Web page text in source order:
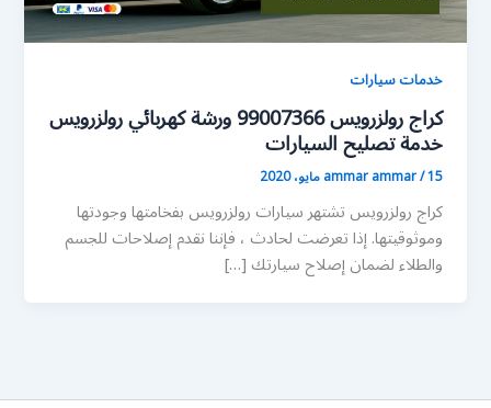
خدمات سيارات
كراج رولزرويس 99007366 ورشة كهربائي رولزرويس
خدمة تصليح السيارات
ammar ammar/15 مايو، 2020
كراج رولزرويس تشتهر سيارات رولزرويس بفخامتها وجودتها
وموثوقيتها. إذا تعرضت لحادث ، فإننا نقدم إصلاحات للجسم
والطلاء لضمان إصلاح سيارتك […]